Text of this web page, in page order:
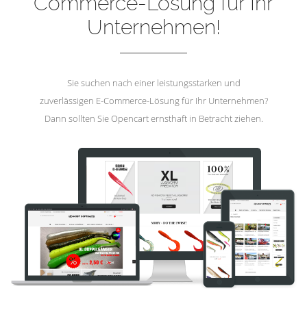
Unternehmen!
Sie suchen nach einer leistungsstarken und
zuverlässigen E-Commerce-Lösung für Ihr Unternehmen?
Dann sollten Sie Opencart ernsthaft in Betracht ziehen.